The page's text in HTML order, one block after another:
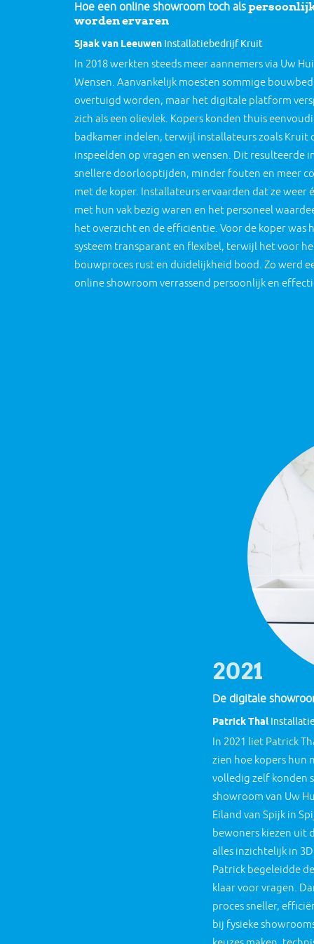
Hoe een online showroom toch als
worden ervaren
Sjaak van Leeuwen Installatiebedrijf Kruit
In 2018 werkten steeds meer aannemers via Uw
Wensen. Aanvankelijk moesten sommige
overtuigd worden, maar het digitale platform
zich als een olievlek. Kopers konden thuis
badkamer indelen, terwijl installateurs zoals Kruit
inspeelden op vragen en wensen. Dit resulteerde
snellere doorlooptijden, minder fouten en meer
met de koper. Installateurs ervaarden dat ze weer
met hun vak bezig waren en het personeel
het overzicht en de efficiëntie. Voor de koper was
systeem transparant en flexibel, terwijl het voor
bouwproces rust en duidelijkheid bood. Zo werd
online showroom verrassend persoonlijk en
2021
De digitale
Patrick Thal
In 2021 liet Patrick
zien hoe kopers hun
volledig zelf konden
showroom van Uw
Eiland van Spijk in
bewoners kiezen uit
alles inzichtelijk in
Patrick begeleidde
klaar voor vragen.
proces sneller,
bij fysieke